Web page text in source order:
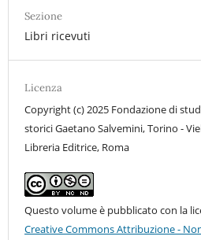
Sezione
Libri ricevuti
Licenza
Copyright (c) 2025 Fondazione di
storici Gaetano Salvemini, Torino -
Libreria Editrice, Roma
Questo volume è pubblicato con la
Creative Commons Attribuzione -